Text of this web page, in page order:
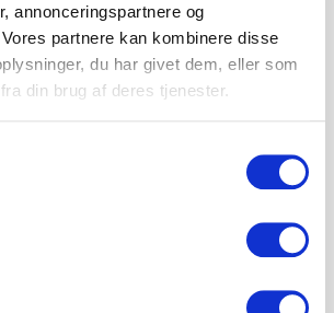
annonceringspartnere og
partnere kan kombinere disse
du har givet dem, eller som
din brug af deres tjenester.
vi disse modeller velkommen:
vi disse modeller velkommen: